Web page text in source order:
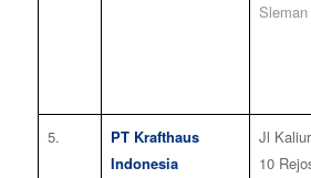
Sleman
5.
PT Krafthaus
Indonesia
Jl
10